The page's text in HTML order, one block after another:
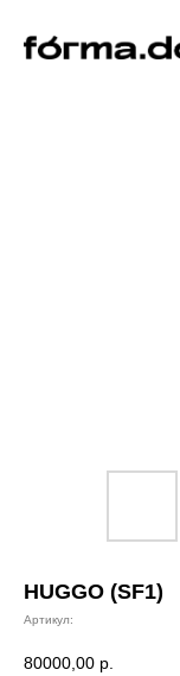
HUGGO (SF1)
Артикул:
80000,00 р.